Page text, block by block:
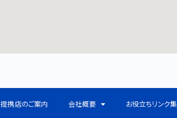
提携店のご案内 会社概要 お役立ちリンク集